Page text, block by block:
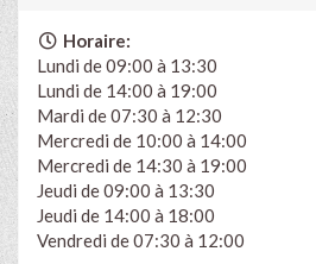
Horaire:
Lundi de 09:00 à 13:30
Lundi de 14:00 à 19:00
Mardi de 07:30 à 12:30
Mercredi de 10:00 à 14:00
Mercredi de 14:30 à 19:00
Jeudi de 09:00 à 13:30
Jeudi de 14:00 à 18:00
Vendredi de 07:30 à 12:00